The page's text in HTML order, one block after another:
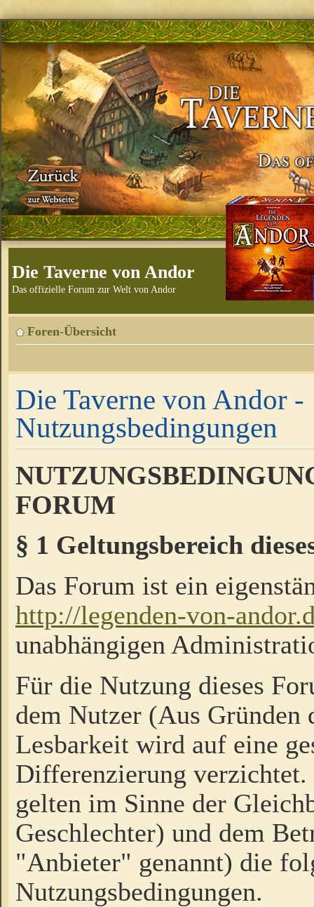
Die Taverne von Andor
Das offizielle Forum zur Welt von Andor
Foren-Übersicht
Die Taverne von Andor -
Nutzungsbedingungen
FORUM
§ 1 Geltungsbereich
Das Forum ist ein
http://legenden-von-
unabhängigen
Für die Nutzung dieses
dem Nutzer (Aus Gründen
Lesbarkeit wird auf eine
Differenzierung
gelten im Sinne der
Geschlechter) und dem
"Anbieter" genannt) die
Nutzungsbedingungen.